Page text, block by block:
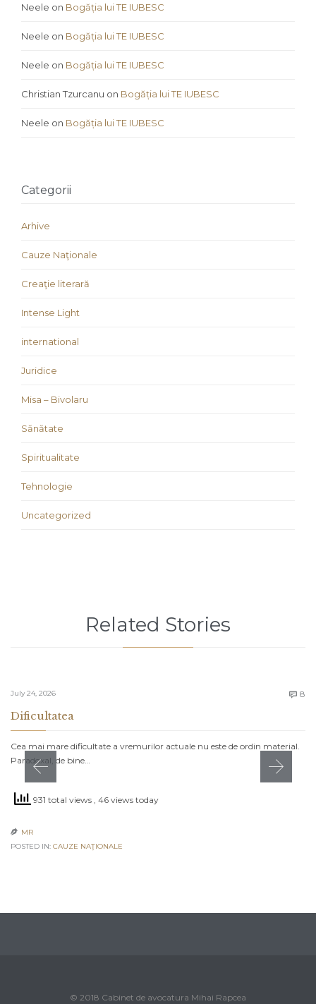
Neele on Bogăția lui TE IUBESC
Neele on Bogăția lui TE IUBESC
Neele on Bogăția lui TE IUBESC
Christian Tzurcanu on Bogăția lui TE IUBESC
Neele on Bogăția lui TE IUBESC
Categorii
Arhive
Cauze Naţionale
Creaţie literară
Intense Light
international
Juridice
Misa – Bivolaru
Sănătate
Spiritualitate
Tehnologie
Uncategorized
Related Stories
July 24, 2026  8
Dificultatea
Cea mai mare dificultate a vremurilor actuale nu este de ordin material.
Paradoxal, de bine…
931 total views , 46 views today
 MR
POSTED IN: CAUZE NAŢIONALE
© 2018 Cabinet de avocatura Mihai Rapcea